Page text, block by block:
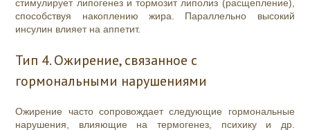
стимулирует липогенез и тормозит липолиз (расщепление),
способствуя накоплению жира. Параллельно высокий
инсулин влияет на аппетит.
Тип 4. Ожирение, связанное с
гормональными нарушениями
Ожирение часто сопровождает следующие гормональные
нарушения, влияющие на термогенез, психику и др.